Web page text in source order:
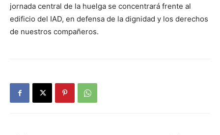
jornada central de la huelga se concentrará frente al
edificio del IAD, en defensa de la dignidad y los derechos
de nuestros compañeros.